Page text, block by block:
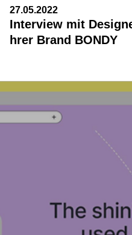
27.05.2022
Interview mit
hrer Brand BONDY